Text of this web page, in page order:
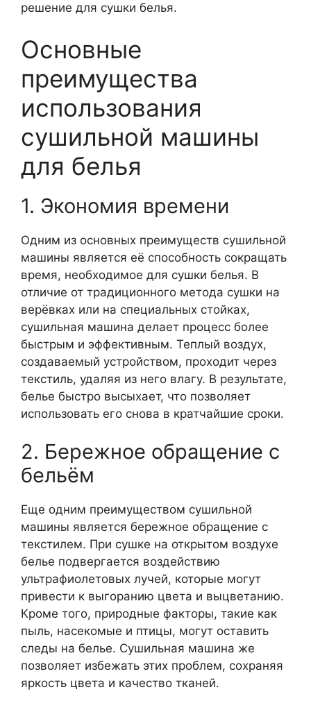
решение для сушки белья.
Основные
преимущества
использования
сушильной машины
для белья
1. Экономия времени
Одним из основных преимуществ сушильной
машины является её способность сокращать
время, необходимое для сушки белья. В
отличие от традиционного метода сушки на
верёвках или на специальных стойках,
сушильная машина делает процесс более
быстрым и эффективным. Теплый воздух,
создаваемый устройством, проходит через
текстиль, удаляя из него влагу. В результате,
белье быстро высыхает, что позволяет
использовать его снова в кратчайшие сроки.
2. Бережное обращение с
бельём
Еще одним преимуществом сушильной
машины является бережное обращение с
текстилем. При сушке на открытом воздухе
белье подвергается воздействию
ультрафиолетовых лучей, которые могут
привести к выгоранию цвета и выцветанию.
Кроме того, природные факторы, такие как
пыль, насекомые и птицы, могут оставить
следы на белье. Сушильная машина же
позволяет избежать этих проблем, сохраняя
яркость цвета и качество тканей.